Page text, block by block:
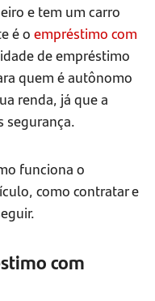
e tem um carro
é o empréstimo com
de empréstimo
quem é autônomo
renda, já que a
segurança.
funciona o
como contratar e
com